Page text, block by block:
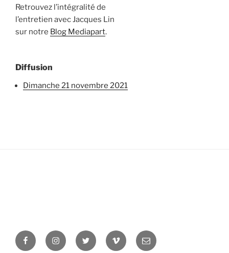
Retrouvez l’intégralité de
l’entretien avec Jacques Lin
sur notre Blog Mediapart.
Diffusion
dimanche 21 novembre 2021
FacebookInstagramTwitter Vimeo Newsletter